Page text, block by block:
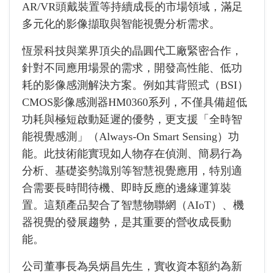
AR/VR頭戴裝置等持續成長的市場領域，滿足
多元化的影像擷取與智能視覺分析需求。
恆景科技與業界頂尖的晶圓代工廠緊密合作，
針對不同應用場景的需求，開發高性能、低功
耗的影像感測解決方案。例如其背照式（BSI）
CMOS影像感測器HM0360系列，不僅具備超低
功耗與極短啟動延遲的優勢，更支援「全時智
能視覺感測」（Always-On Smart Sensing）功
能。此技術能實現如人物存在偵測、簡易行為
分析、基礎姿勢識別等智慧視覺應用，特別適
合需要長時間待機、即時反應的邊緣運算裝
置。這類產品契合了智慧物聯網（AIoT）、機
器視覺的發展趨勢，是其重要的營收成長動
能。
公司董事長為吳炳昌先生，實收資本額約為新